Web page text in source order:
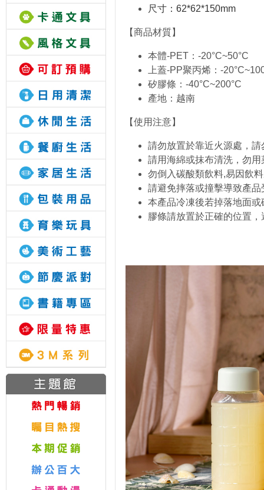
尺寸：62*62*150mm
【商品材質】
本體-PET：-20°C~50°C
上蓋-PP聚丙烯：-
矽膠條：-40°C~200°C
產地：越南
【使用注意】
請勿放置於靠近火源處，
請用海綿或抹布清洗，勿
勿倒入碳酸類飲料,易因飲
請避免摔落或撞擊導致產品
本產品冷凍後若掉落地面
膠條請放置於正確的位置，